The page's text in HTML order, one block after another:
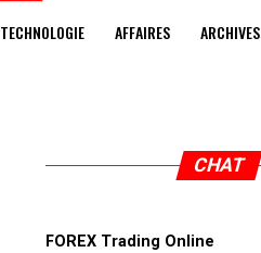
TECHNOLOGIE AFFAIRES ARCHIVES
CHAT
FOREX Trading Online